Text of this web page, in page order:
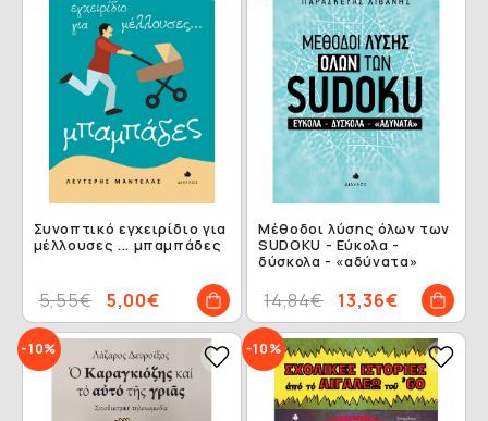
Συνοπτικό εγχειρίδιο για
μέλλουσες ... μπαμπάδες
5,00€
5,55€
Μέθοδοι λύσης όλων των
SUDOKU - Εύκολα -
δύσκολα - «αδύνατα»
13,36€
14,84€
-10% -10%